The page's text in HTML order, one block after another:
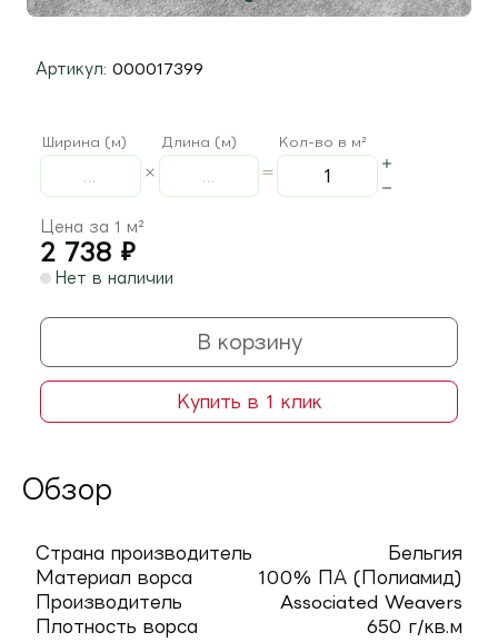
Артикул: 000017399
Ширина (м) Длина (м) Кол-во в м²
Цена за 1 м²
2 738 ₽
Нет в наличии
В корзину
Купить в 1 клик
Обзор
Страна производитель
Бельгия
Материал ворса
100% ПА (Полиамид)
Производитель
Associated Weavers
Плотность ворса
650 г/кв.м